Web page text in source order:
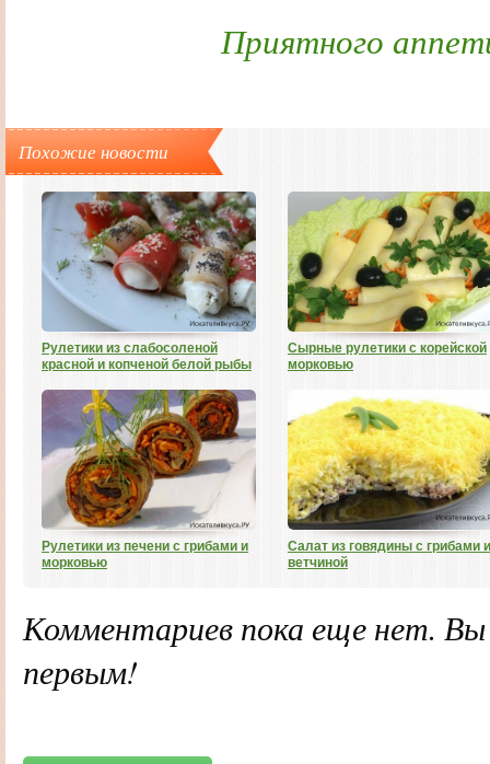
Приятного
Похожие новости
Рулетики из слабосоленой
красной и копченой белой рыбы
Сырные рулетики с корейской
морковью
Рулетики из печени с грибами и
морковью
Салат из говядины с грибами и
ветчиной
Комментариев пока еще нет.
первым!